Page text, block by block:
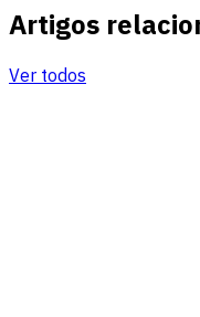
Artigos
Ver todos